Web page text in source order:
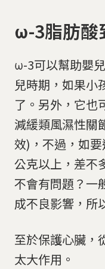
ω-3脂肪酸
ω-3可以幫助嬰
兒時期，如果小
了。另外，它也
減緩類風濕性關
效)，不過，如
公克以上，差不
不會有問題？一
成不良影響，所
至於保護心臟，
太大作用。